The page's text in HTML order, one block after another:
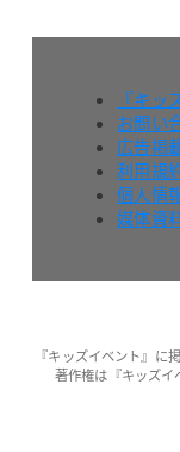
『キッ
お問い
広告掲
利用規
個人情
媒体資
『キッズイベント』に
著作権は『キッズイ